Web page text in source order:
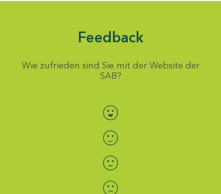
Feedback
Wie zufrieden sind Sie mit der Website der
SAB?
Bewertung auswählen